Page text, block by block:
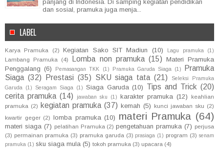
panjang di Indonesia. Di samping kegiatan pendidikan
dan sosial, pramuka juga menja...
LABEL
Karya Pramuka (2) Kegiatan Sako SIT Madiun (10) Lagu pramuka (1)
Lambang Pramuka (4) Lomba non pramuka (15) Materi Pramuka
Penggalang (6) Pemasangan TKK (1) Pramuka Garuda Siaga (1)
Pramuka
Siaga (32) Prestasi (35) SKU siaga tata (21)
Seleksi Pramuka
Garuda
(1) Seragam Siaga (1) Siaga Garuda (10) Tips and Trick (20)
cerita pramuka (14) jawaban sku (1) karakter pramuka (12)
keahlian
pramuka (2) kegiatan pramuka (37) kemah (5) kunci jawaban sku (2)
kwartir geger (2) lomba pramuka (10) materi Pramuka (64)
materi siaga (7) pelatihan Pramuka (2) pengetahuan pramuka (7) perjusa
(3) permainan pramuka (3) pramuka garuda (3) prasiaga (1) program (3) senam
pramuka (1) sku siaga mula (5) tokoh pramuka (3) upacara (4)